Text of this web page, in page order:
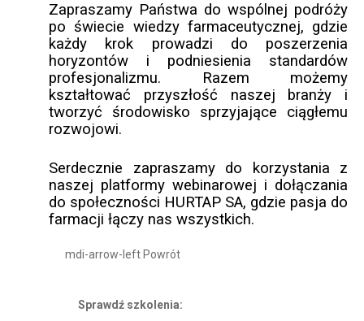
Zapraszamy Państwa do wspólnej podróży
po świecie wiedzy farmaceutycznej, gdzie
każdy krok prowadzi do poszerzenia
horyzontów i podniesienia standardów
profesjonalizmu. Razem możemy
kształtować przyszłość naszej branży i
tworzyć środowisko sprzyjające ciągłemu
rozwojowi.
Serdecznie zapraszamy do korzystania z
naszej platformy webinarowej i dołączania
do społeczności HURTAP SA, gdzie pasja do
farmacji łączy nas wszystkich.
mdi-arrow-left Powrót
Sprawdź szkolenia: